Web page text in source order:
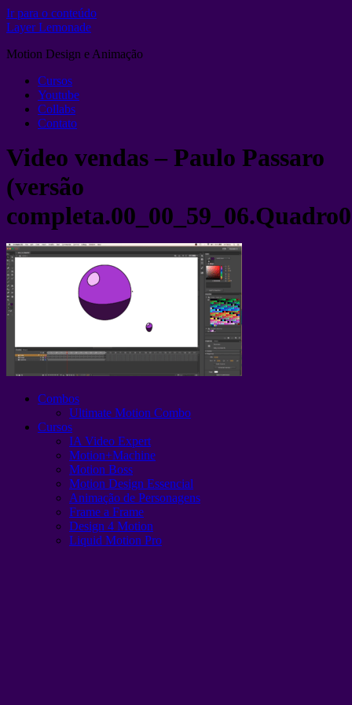
Ir para o conteúdo
Layer Lemonade
Motion Design e Animação
Cursos
Youtube
Collabs
Contato
Video vendas – Paulo Passaro
(versão
Combos
Ultimate Motion Combo
Cursos
IA Video Expert
Motion+Machine
Motion Boss
Motion Design Essencial
Animação de Personagens
Frame a Frame
Design 4 Motion
Liquid Motion Pro